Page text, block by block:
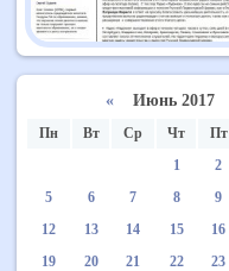
«Июнь 2017
Пн Вт Ср Чт Пт
1
2
5
6 7 8 9
12
13 14 15 16
19
20 21 22 23